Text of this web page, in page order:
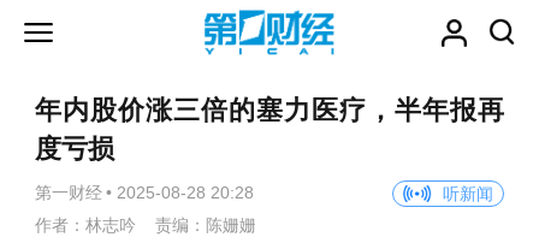
年内股价涨三倍的塞力医疗，半年报再
度亏损
第一财经 • 2025-08-28 20:28
听新闻
作者：林志吟 责编：陈姗姗